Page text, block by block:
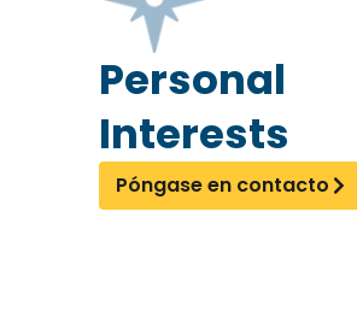
Personal
Interests
Póngase en contacto